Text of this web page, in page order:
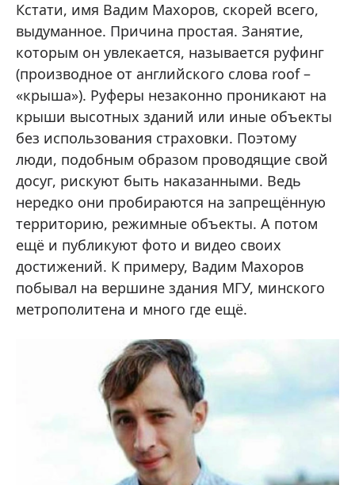
Кстати, имя Вадим Махоров, скорей всего,
выдуманное. Причина простая. Занятие,
которым он увлекается, называется руфинг
(производное от английского слова roof –
«крыша»). Руферы незаконно проникают на
крыши высотных зданий или иные объекты
без использования страховки. Поэтому
люди, подобным образом проводящие свой
досуг, рискуют быть наказанными. Ведь
нередко они пробираются на запрещённую
территорию, режимные объекты. А потом
ещё и публикуют фото и видео своих
достижений. К примеру, Вадим Махоров
побывал на вершине здания МГУ, минского
метрополитена и много где ещё.